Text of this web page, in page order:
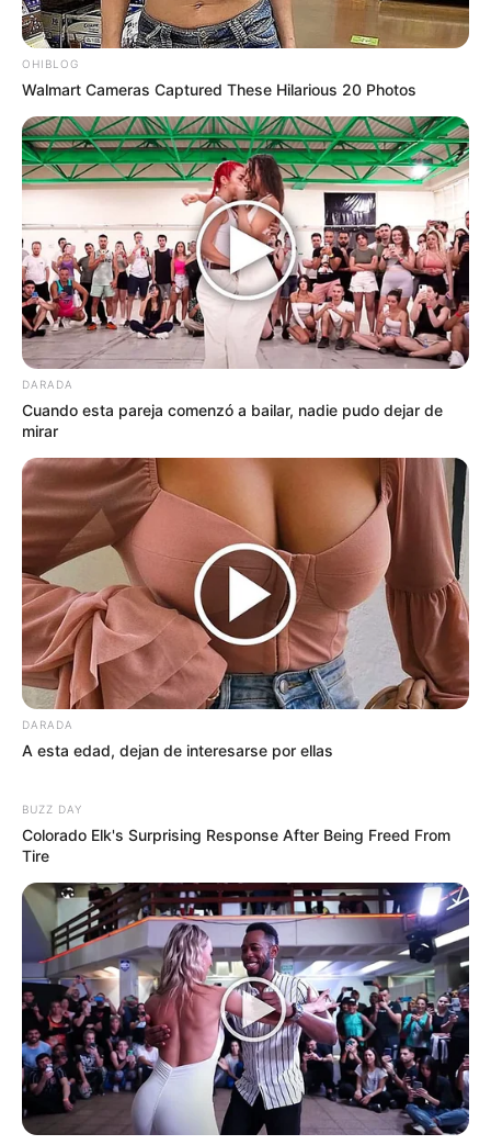
¡Mantente conectado para recibir minuto a
minuto la actualización en vivo de esta bomba
noticiosa en pleno desarrollo institucional!
OHIBLOG
Walmart Cameras Captured These Hilarious 20 Photos
DARADA
Cuando esta pareja comenzó a bailar, nadie pudo dejar de
mirar
DARADA
A esta edad, dejan de interesarse por ellas
BUZZ DAY
Colorado Elk's Surprising Response After Being Freed From
Tire